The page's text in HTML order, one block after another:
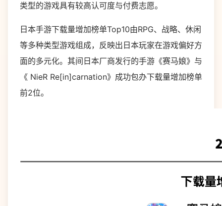
类型的游戏具有较高认可度与付费志愿。
日本手游下载量增加榜单Top10由RPG、战略、休闲
等多种类型游戏组成，反映出日本玩家在游戏偏好方
面的多元化。其间日本厂商发行的手游《赛马娘》与
《 NieR Re[in]carnation》成功包办下载量增加榜单
前2位。